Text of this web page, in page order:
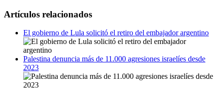
Artículos relacionados
El gobierno de Lula solicitó el retiro del embajador argentino
Palestina denuncia más de 11.000 agresiones israelíes desde
2023